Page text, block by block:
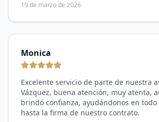
amable usted siempre apoyando para
19 de marzo de 2026
Monica
Excelente servicio de parte de nuestra
Vázquez, buena atención, muy atenta,
brindó confianza, ayudándonos en
hasta la firma de nuestro contrato.